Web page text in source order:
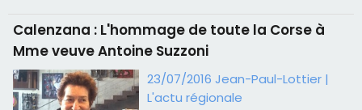
Calenzana : L'hommage de toute la Corse à
Mme veuve Antoine Suzzoni
23/07/2016 Jean-Paul-Lottier |
L'actu régionale